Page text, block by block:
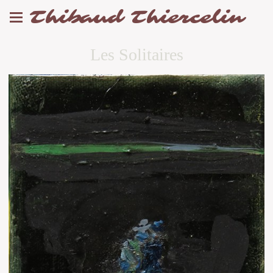
Thibaud Thiercelin
Les Solitaires